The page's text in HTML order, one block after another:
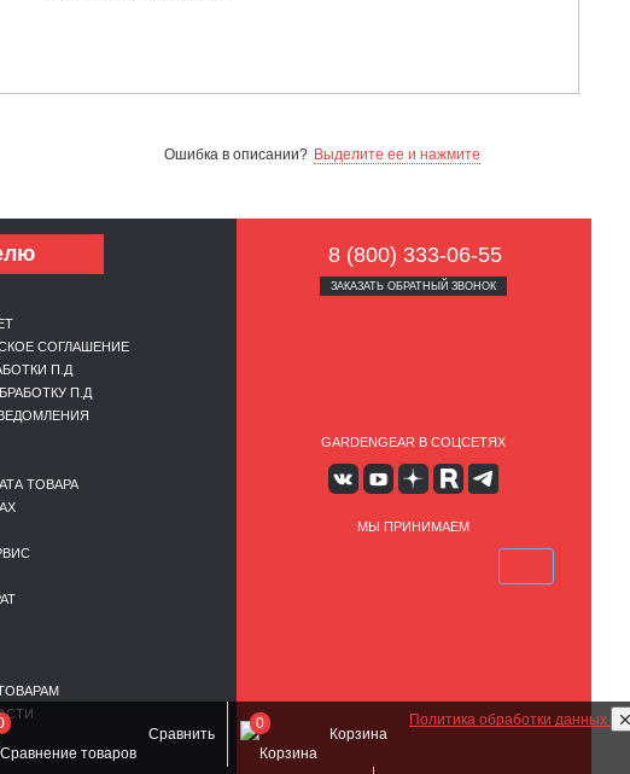
Ошибка в описании? Выделите ее и нажмите
СОГЛАШЕНИЕ
П.Д
П.Д
ТОВАРА
8 (800) 333-06-55
ЗАКАЗАТЬ ОБРАТНЫЙ ЗВОНОК
GARDENGEAR В СОЦСЕТЯХ
МЫ ПРИНИМАЕМ
Политика обработки данных
Корзина
0
Сравнить